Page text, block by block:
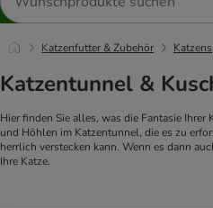
suchen
Katzenfutter & Zubehör
Katzentunnel &
Hier finden Sie alles, was die Fantasie
und Höhlen im Katzentunnel, die es zu
herrlich verstecken kann. Wenn es dann
Ihre Katze.